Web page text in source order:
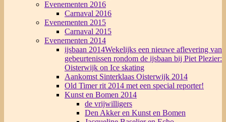
Evenementen 2016
Carnaval 2016
Evenementen 2015
Carnaval 2015
Evenementen 2014
ijsbaan 2014Wekelijks een nieuwe aflevering van
gebeurtenissen rondom de ijsbaan bij Piet Plezier:
Oisterwijk on Ice skating
Aankomst Sinterklaas Oisterwijk 2014
Old Timer rit 2014 met een special reporter!
Kunst en Bomen 2014
de vrijwilligers
Den Akker en Kunst en Bomen